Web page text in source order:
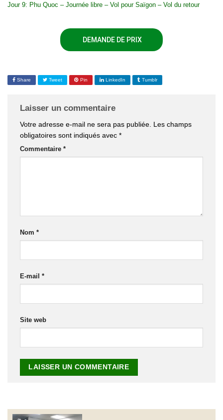
Jour 9: Phu Quoc – Journée libre – Vol pour Saïgon – Vol du retour
DEMANDE DE PRIX
Share Tweet Pin LinkedIn Tumblr
Laisser un commentaire
Votre adresse e-mail ne sera pas publiée. Les champs
obligatoires sont indiqués avec *
Commentaire *
Nom *
E-mail *
Site web